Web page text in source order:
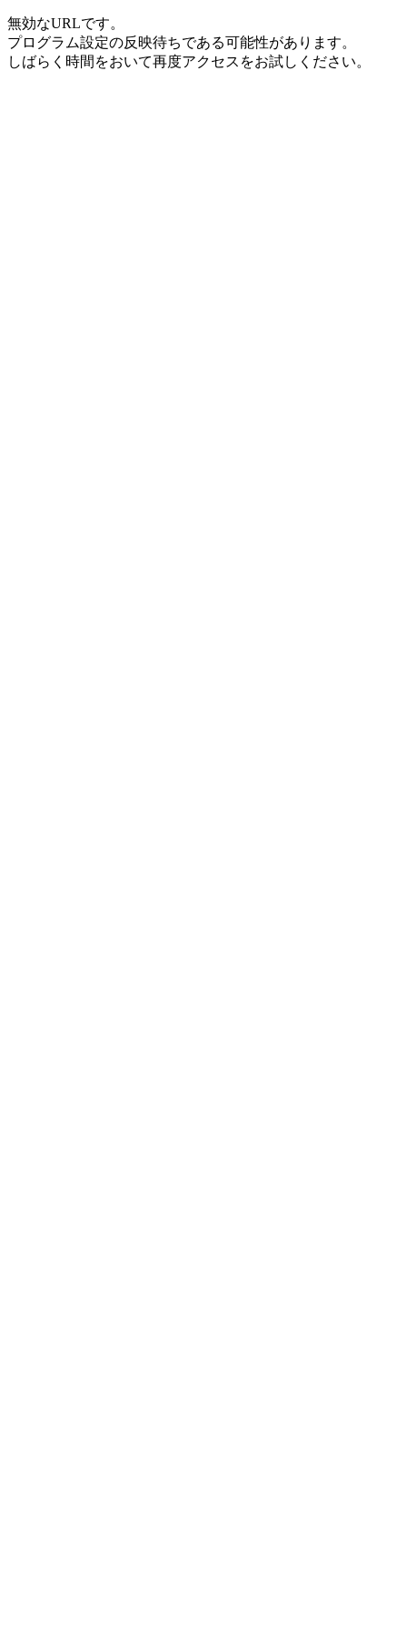
無効なURLです。
プログラム設定の反映待ちである可能性があります。
しばらく時間をおいて再度アクセスをお試しください。